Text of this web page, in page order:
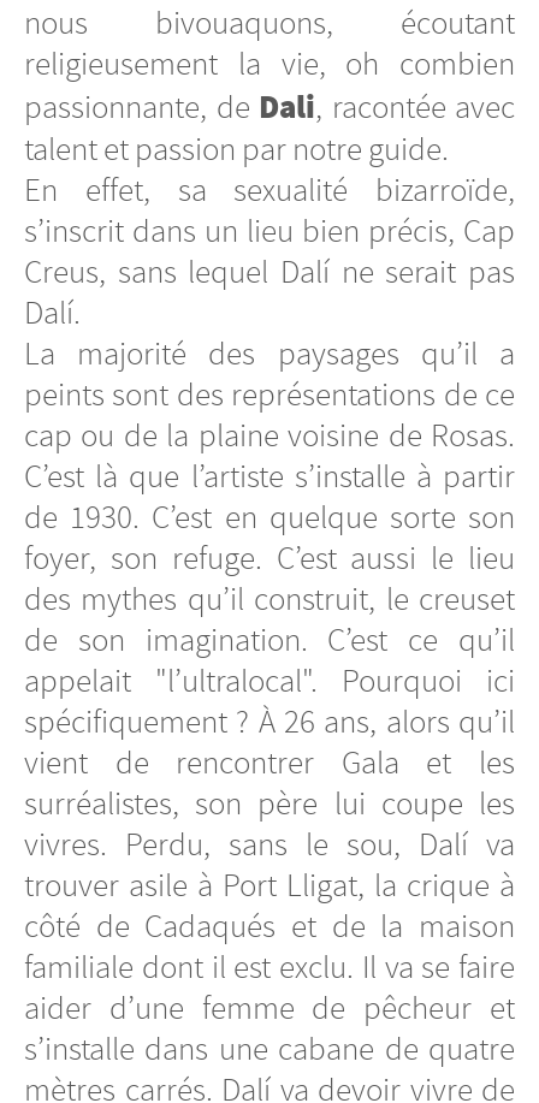
nous bivouaquons, écoutant
religieusement la vie, oh combien
passionnante, de Dali, racontée avec
talent et passion par notre guide.
En effet, sa sexualité bizarroïde,
s’inscrit dans un lieu bien précis, Cap
Creus, sans lequel Dalí ne serait pas
Dalí.
La majorité des paysages qu’il a
peints sont des représentations de ce
cap ou de la plaine voisine de Rosas.
C’est là que l’artiste s’installe à partir
de 1930. C’est en quelque sorte son
foyer, son refuge. C’est aussi le lieu
des mythes qu’il construit, le creuset
de son imagination. C’est ce qu’il
appelait "l’ultralocal". Pourquoi ici
spécifiquement ? À 26 ans, alors qu’il
vient de rencontrer Gala et les
surréalistes, son père lui coupe les
vivres. Perdu, sans le sou, Dalí va
trouver asile à Port Lligat, la crique à
côté de Cadaqués et de la maison
familiale dont il est exclu. Il va se faire
aider d’une femme de pêcheur et
s’installe dans une cabane de quatre
mètres carrés. Dalí va devoir vivre de